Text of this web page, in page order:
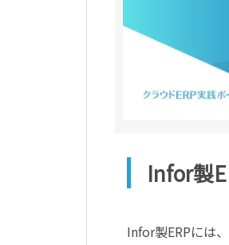
Infor製
Infor製ERPには